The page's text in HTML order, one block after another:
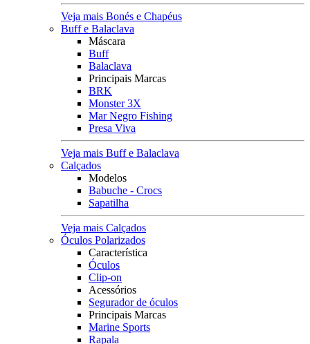
Veja mais Bonés e Chapéus
Buff e Balaclava
Máscara
Buff
Balaclava
Principais Marcas
BRK
Monster 3X
Mar Negro Fishing
Presa Viva
Veja mais Buff e Balaclava
Calçados
Modelos
Babuche - Crocs
Sapatilha
Veja mais Calçados
Óculos Polarizados
Característica
Óculos
Clip-on
Acessórios
Segurador de óculos
Principais Marcas
Marine Sports
Rapala